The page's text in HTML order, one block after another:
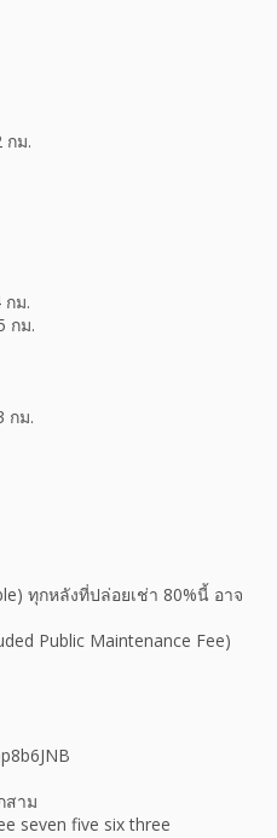
กม.
กม.
กม.
กม.
ทุกหลังที่ปล่อยเช่า 80%นี้ อาจ
Public Maintenance Fee)
สาม
seven five six three